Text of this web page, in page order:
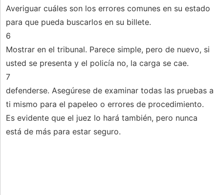
Averiguar cuáles son los errores comunes en su estado
para que pueda buscarlos en su billete.
6
Mostrar en el tribunal. Parece simple, pero de nuevo, si
usted se presenta y el policía no, la carga se cae.
7
defenderse. Asegúrese de examinar todas las pruebas a
ti mismo para el papeleo o errores de procedimiento.
Es evidente que el juez lo hará también, pero nunca
está de más para estar seguro.